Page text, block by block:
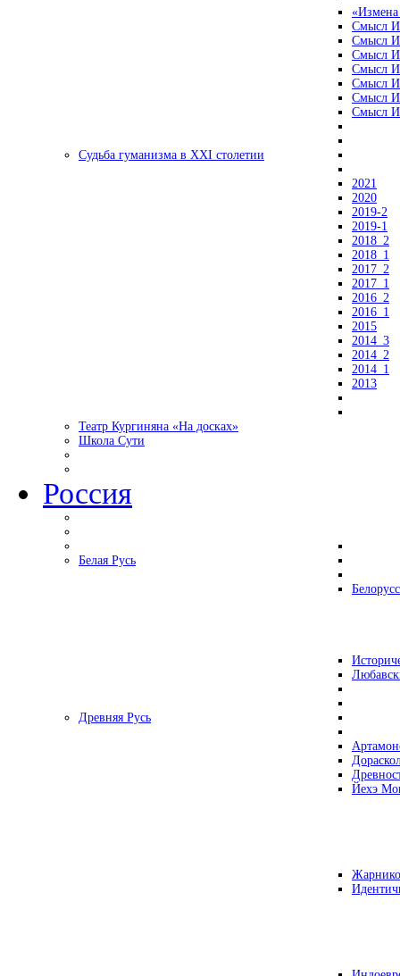
«Измена
Смысл
Смысл
Смысл
Смысл
Смысл
Смысл
Смысл
Судьба гуманизма в XXI столетии
2021
2020
2019-2
2019-1
2018_2
2018_1
2017_2
2017_1
2016_2
2016_1
2015
2014_3
2014_2
2014_1
2013
Театр Кургиняна «На досках»
Школа Сути
Россия
Белая Русь
Древняя Русь
Йехэ